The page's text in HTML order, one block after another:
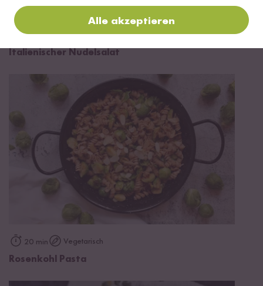
15 min
Italienischer Nudelsalat
20 min Vegetarisch
Rosenkohl Pasta
Alle akzeptieren